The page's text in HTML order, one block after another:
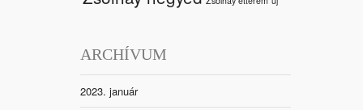
ARCHÍVUM
2023. január